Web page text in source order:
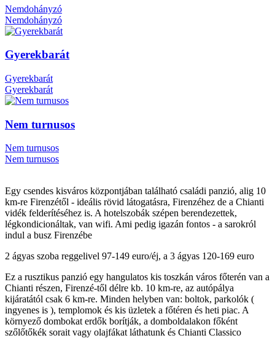
Nemdohányzó
Nemdohányzó
Gyerekbarát
Gyerekbarát
Gyerekbarát
Nem turnusos
Nem turnusos
Nem turnusos
Egy csendes kisváros központjában található családi panzió, alig 10
km-re Firenzétől - ideális rövid látogatásra, Firenzéhez de a Chianti
vidék felderítéséhez is. A hotelszobák szépen berendezettek,
légkondicionáltak, van wifi. Ami pedig igazán fontos - a sarokról
indul a busz Firenzébe
2 ágyas szoba reggelivel 97-149 euro/éj, a 3 ágyas 120-169 euro
Ez a rusztikus panzió egy hangulatos kis toszkán város főterén van a
Chianti részen, Firenzé-től délre kb. 10 km-re, az autópálya
kijáratától csak 6 km-re. Minden helyben van: boltok, parkolók (
ingyenes is ), templomok és kis üzletek a főtéren és heti piac. A
környező dombokat erdők borítják, a domboldalakon főként
szőlőtőkék sorait vagy olajfákat láthatunk és Chianti Classico